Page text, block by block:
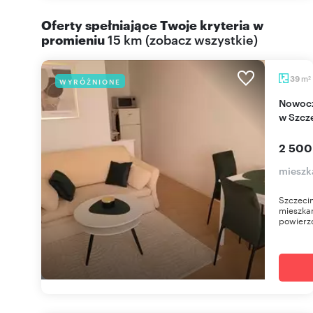
Oferty spełniające Twoje kryteria w
promieniu15 km (zobacz wszystkie)
WYRÓŻNIONE 39 m2
Nowoczesne 2-pokojowe mieszkanie z balkonem
w
2